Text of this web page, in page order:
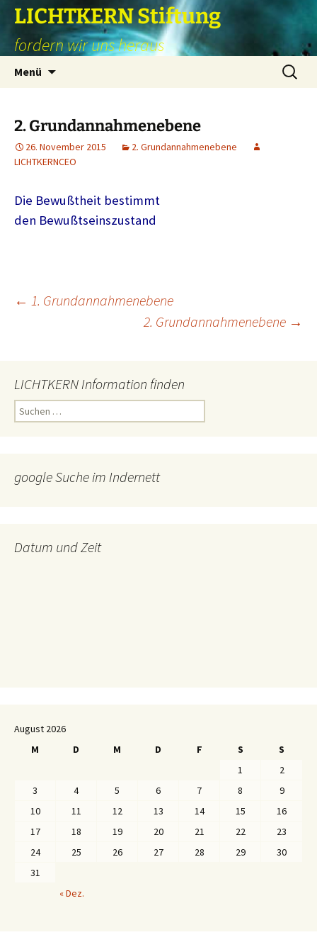
Zum
Inhalt
springen
LICHTKERN Stiftung
fordern wir uns heraus
Menü
Suchen
nach:
2. Grundannahmenebene
26. November 2015
2. Grundannahmenebene
LICHTKERNCEO
Die Bewußtheit bestimmt
den Bewußtseinszustand
Beitragsnavigation
← 1. Grundannahmenebene
2. Grundannahmenebene →
LICHTKERN Information finden
Suchen
nach:
google Suche im Indernett
Datum und Zeit
August 2026
M
D M D F S
S
1
2
3
4 5 6 7 8
9
10
11 12 13 14 15
16
17
18 19 20 21 22
23
24
25 26 27 28 29
30
31
« Dez.